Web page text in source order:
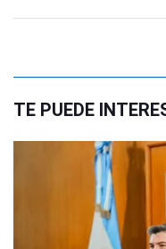
TE PUEDE